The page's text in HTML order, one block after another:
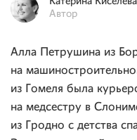
Автор
Алла Петрушина из
на
из Гомеля была
на медсестру в
из Гродно с детства